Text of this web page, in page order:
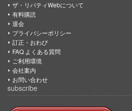
ザ・リバティWebについて
有料購読
退会
プライバシーポリシー
訂正・おわび
FAQ よくある質問
ご利用環境
会社案内
お問い合わせ
subscribe